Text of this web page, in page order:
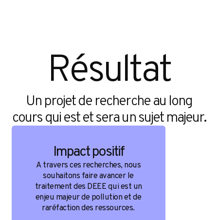
Résultat
Un projet de recherche au long
cours qui est et sera un sujet majeur.
Impact positif
A travers ces recherches, nous
souhaitons faire avancer le
traitement des DEEE qui est un
enjeu majeur de pollution et de
raréfaction des ressources.